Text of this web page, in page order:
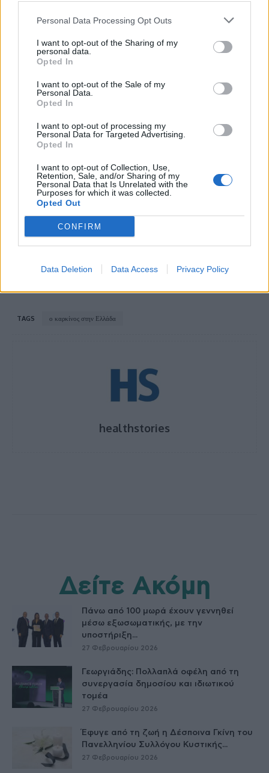
Personal Data Processing Opt Outs
I want to opt-out of the Sharing of my
personal data.
Opted In
I want to opt-out of the Sale of my
Personal Data.
Opted In
I want to opt-out of processing my
Personal Data for Targeted Advertising.
Opted In
I want to opt-out of Collection, Use,
Retention, Sale, and/or Sharing of my
Personal Data that Is Unrelated with the
Purposes for which it was collected.
Opted Out
CONFIRM
Data Deletion Data Access Privacy Policy
Available from: ecis.jrc.ec.europa.eu/
3. Bencina et al. Adv Ther. 2023
4. Brandtmüller et al. J Cancer Policy. 2024
photo Shutterstock
Αποζημίωση των φαρμακοποιών με 1 εκατ.
ευρώ για την εγγραφή των πολιτών στον
Η πρωτεΐνη, βασικό συστατικό της διατροφής
TAGS ο καρκίνος στην Ελλάδα
healthstories
Δείτε Ακόμη
Πάνω από 100 μωρά έχουν γεννηθεί
μέσω εξωσωματικής, με την
υποστήριξη...
27 Φεβρουαρίου 2026
Γεωργιάδης: Πολλαπλά οφέλη από τη
συνεργασία δημοσίου και ιδιωτικού
τομέα
27 Φεβρουαρίου 2026
Έφυγε από τη ζωή η Δέσποινα Γκίνη του
Πανελληνίου Συλλόγου Κυστικής...
27 Φεβρουαρίου 2026